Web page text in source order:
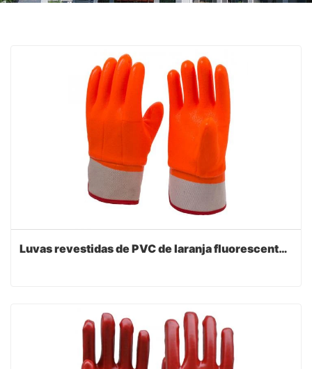
Luvas revestidas de PVC de laranja fluorescente anti-frio